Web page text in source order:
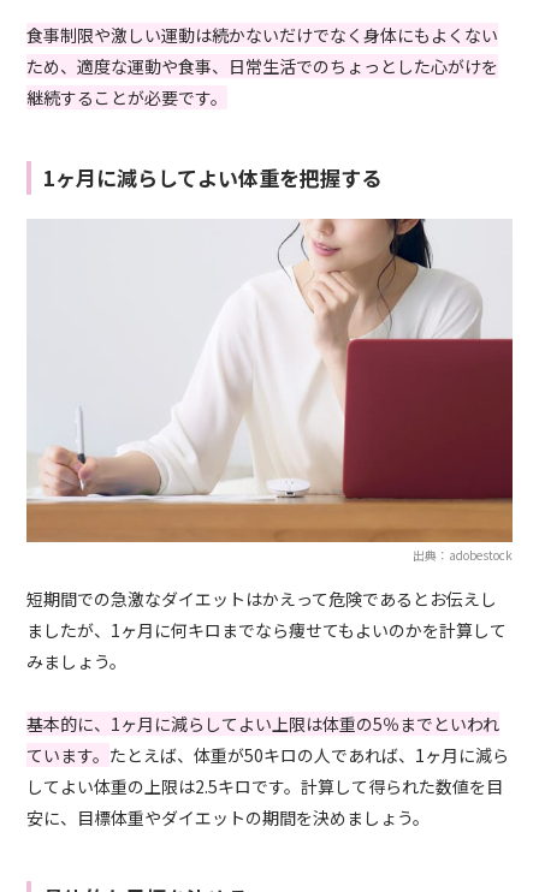
食事制限や激しい運動は続かないだけでなく身体にもよくない
ため、適度な運動や食事、日常生活でのちょっとした心がけを
継続することが必要です。
1ヶ月に減らしてよい体重を把握する
出典：adobestock
短期間での急激なダイエットはかえって危険であるとお伝えし
ましたが、1ヶ月に何キロまでなら痩せてもよいのかを計算して
みましょう。
基本的に、1ヶ月に減らしてよい上限は体重の5％までといわれ
ています。 たとえば、体重が50キロの人であれば、1ヶ月に減ら
してよい体重の上限は2.5キロです。計算して得られた数値を目
安に、目標体重やダイエットの期間を決めましょう。